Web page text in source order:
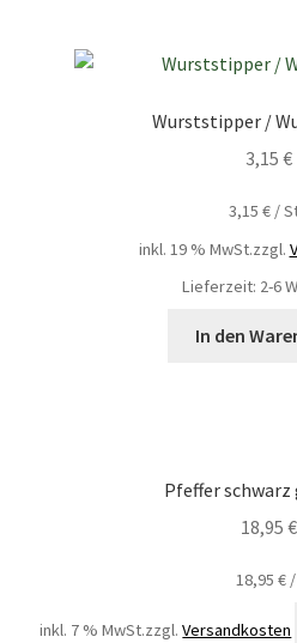
Wurststipper /
3,15 €
3,15€ /
inkl. 19 % MwSt.zzgl.
Lieferzeit: 2-6
In den
Pfeffer schwarz
18,95 €
18,95€
inkl. 7 % MwSt.zzgl.Versandkosten